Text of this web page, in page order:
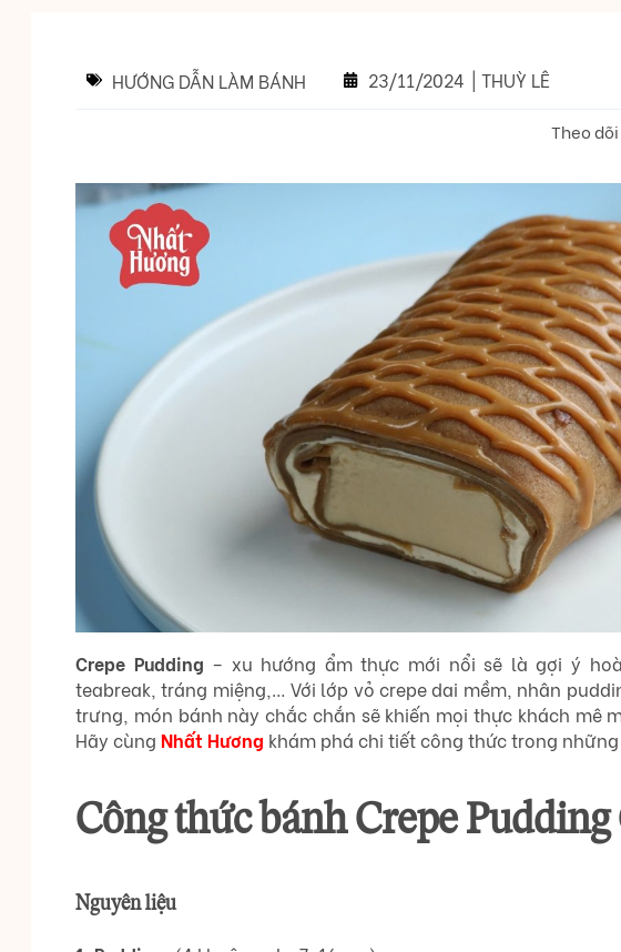
HƯỚNG DẪN LÀM BÁNH 23/11/2024 | THUỲ LÊ
Theo
Crepe Pudding – xu hướng ẩm thực mới nổi sẽ là gợi ý
teabreak, tráng miệng,… Với lớp vỏ crepe dai mềm, nhân
trưng, món bánh này chắc chắn sẽ khiến mọi thực khách mê
Hãy cùng Nhất Hương khám phá chi tiết công thức trong
Công thức bánh Crepe
Nguyên liệu